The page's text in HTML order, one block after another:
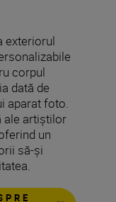
exteriorul
corpul
dată de
aparat foto.
ale artiștilor
un
să-și